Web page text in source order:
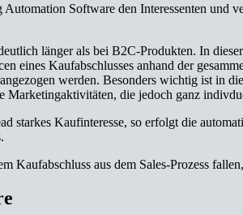
Software den Interessenten
länger als bei B2C-Produkten. In
eines Kaufabschlusses anhand der
werden. Besonders wichtig ist in
die jedoch ganz
starkes Kaufinteresse, so erfolgt die
Kaufabschluss aus dem Sales-Prozess